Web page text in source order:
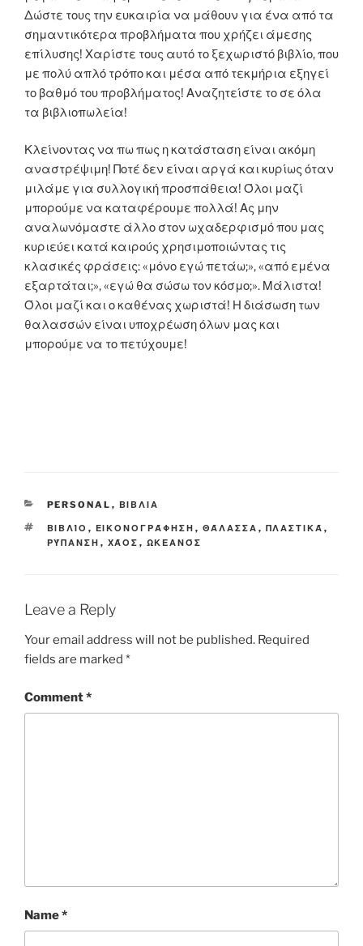
Δώστε τους την ευκαιρία να μάθουν για ένα από τα
σημαντικότερα προβλήματα που χρήζει άμεσης
επίλυσης! Χαρίστε τους αυτό το ξεχωριστό βιβλίο, που
με πολύ απλό τρόπο και μέσα από τεκμήρια εξηγεί
το βαθμό του προβλήματος! Αναζητείστε το σε όλα
τα βιβλιοπωλεία!
Κλείνοντας να πω πως η κατάσταση είναι ακόμη
αναστρέψιμη! Ποτέ δεν είναι αργά και κυρίως όταν
μιλάμε για συλλογική προσπάθεια! Όλοι μαζί
μπορούμε να καταφέρουμε πολλά! Ας μην
αναλωνόμαστε άλλο στον ωχαδερφισμό που μας
κυριεύει κατά καιρούς χρησιμοποιώντας τις
κλασικές φράσεις: «μόνο εγώ πετάω;», «από εμένα
εξαρτάται;», «εγώ θα σώσω τον κόσμο;». Μάλιστα!
Όλοι μαζί και ο καθένας χωριστά! Η διάσωση των
θαλασσών είναι υποχρέωση όλων μας και
μπορούμε να το πετύχουμε!
CATEGORIES
PERSONAL , ΒΙΒΛΙΑ
TAGS
ΒΙΒΛΊΟ , ΕΙΚΟΝΟΓΡΆΦΗΣΗ , ΘΆΛΑΣΣΑ , ΠΛΑΣΤΙΚΆ ,
ΡΎΠΑΝΣΗ , ΧΆΟΣ , ΩΚΕΑΝΌΣ
Leave a Reply
Your email address will not be published. Required
fields are marked *
Comment*
Name*